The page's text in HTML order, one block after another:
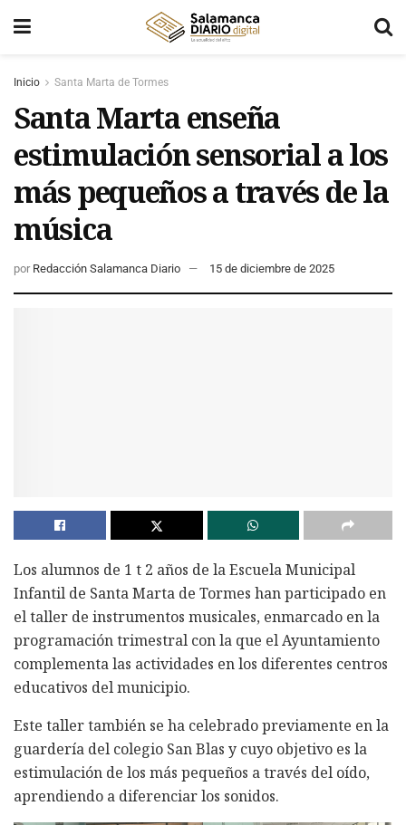
Inicio Santa Marta de Tormes
Santa Marta enseña
estimulación sensorial a los
más pequeños a través de la
música
por Redacción Salamanca Diario 15 de diciembre de 2025
Los alumnos de 1 t 2 años de la Escuela Municipal
Infantil de Santa Marta de Tormes han participado en
el taller de instrumentos musicales, enmarcado en la
programación trimestral con la que el Ayuntamiento
complementa las actividades en los diferentes centros
educativos del municipio.
Este taller también se ha celebrado previamente en la
guardería del colegio San Blas y cuyo objetivo es la
estimulación de los más pequeños a través del oído,
aprendiendo a diferenciar los sonidos.